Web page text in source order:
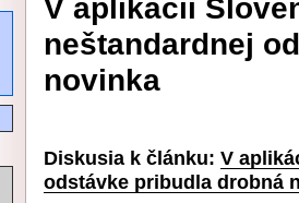
V aplikácii
neštandardnej
novinka
Diskusia k článku: V
odstávke pribudla drobná